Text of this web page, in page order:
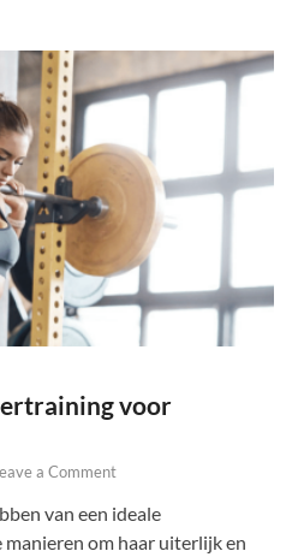
voor
a Comment
van een ideale
manieren om haar uiterlijk en